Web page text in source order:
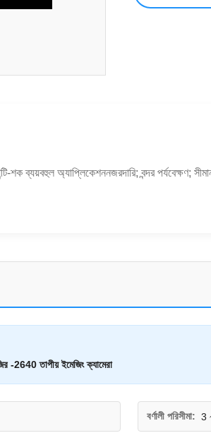
অ্যাপ্লিকেশননজরদারি; বন্দর পর্যবেক্ষণ;
-2640 তাপীয় ইমেজিং ক্যামেরা
বর্ণালী পরিসীমা: 3